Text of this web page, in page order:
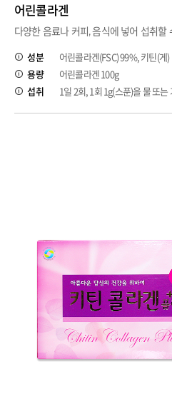
어린콜라겐
다양한 음료나 커피, 음식에 넣어 섭취할
성분
어린콜라겐(FSC) 99%, 키틴(게)
용량
어린콜라겐 100g
섭취
1일 2회, 1회 1g(스푼)을 물 또